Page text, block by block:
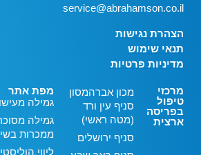
service@abrahamson.co.il
הצהרת נגישות
תנאי שימוש
מדיניות פרטיות
מרכזי
טיפול
בפריסה
ארצית
מכון אברהמסון
סניף עין ורד
(מטה ראשי)
סניף ירושלים
מפת אתר
גמילה
גמילה
ממכרות
ליווי